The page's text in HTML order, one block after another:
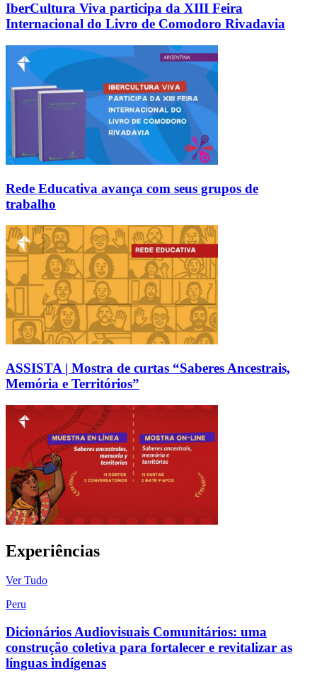
IberCultura Viva participa da XIII Feira
Internacional do Livro de Comodoro Rivadavia
Rede Educativa avança com seus grupos de
trabalho
ASSISTA | Mostra de curtas “Saberes Ancestrais,
Memória e Territórios”
Experiências
Ver Tudo
Peru
Dicionários Audiovisuais Comunitários: uma
construção coletiva para fortalecer e revitalizar as
línguas indígenas